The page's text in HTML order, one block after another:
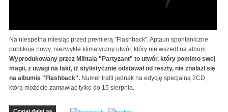
Na niespełna miesiąc przed premierą "Flashback", Aptaun spontaniczne
publikuje nowy, niezwykle klimatyczny utwór, który nie wszedł na album.
Wyprodukowany przez Mihtala "Partyzant" to utwór, który pomimo swej
magii, z uwagi na fakt, iż stylistycznie odstawał od reszty, nie znalazł się
na albumie "Flashback". Numer trafił jednak na edycję specjalną 2CD,
którą możecie zamawiać tylko do 15 sierpnia.